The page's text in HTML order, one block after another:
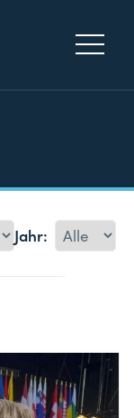
Jahr: